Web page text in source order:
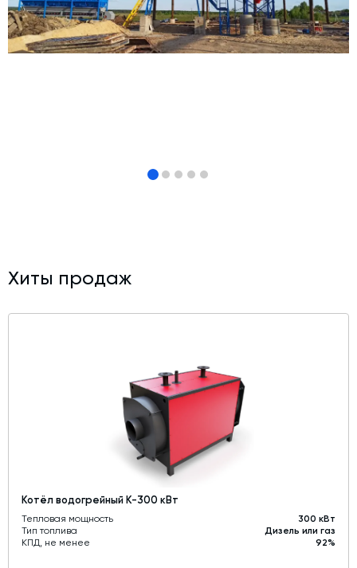
Автоматизированные системы управления (АСУ ТП) любой
сложности
Подбор и поставка комплектующих под любой завод
Хиты продаж
Котёл водогрейный К-300 кВт
Тепловая мощность
300 кВт
Тип топлива
Дизель или газ
КПД, не менее
92%